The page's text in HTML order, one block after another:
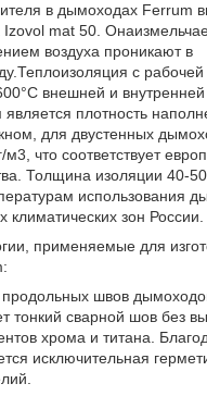
в дымоходах Ferrum
mat 50.
воздуха проникают в
с рабочей
внешней и внутренней
плотность
для двустенных
м3, что соответствует
Толщина изоляции 40-
использования
климатических зон России.
применяемые для
продольных швов
тонкий сварной шов без
хрома и титана.
исключительная